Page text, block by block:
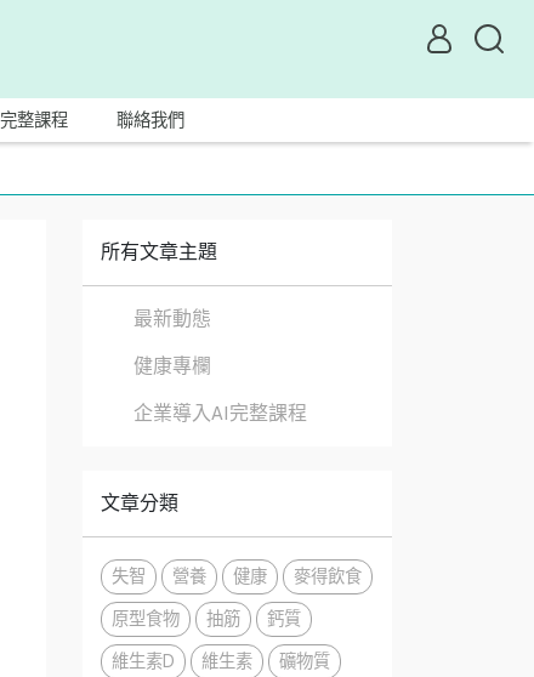
整課程 聯絡我們
所有文章主題
最新動態
健康專欄
企業導入AI完整課程
文章分類
失智 營養 健康
麥得飲食
原型食物
抽筋
鈣質
維生素D
維生素
礦物質